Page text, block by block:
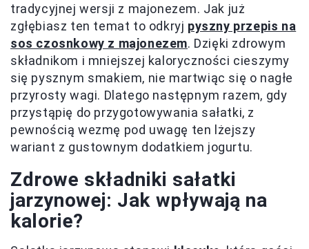
tradycyjnej wersji z majonezem. Jak już
zgłębiasz ten temat to odkryj pyszny przepis na
sos czosnkowy z majonezem. Dzięki zdrowym
składnikom i mniejszej kaloryczności cieszymy
się pysznym smakiem, nie martwiąc się o nagłe
przyrosty wagi. Dlatego następnym razem, gdy
przystąpię do przygotowywania sałatki, z
pewnością wezmę pod uwagę ten lżejszy
wariant z gustownym dodatkiem jogurtu.
Zdrowe składniki sałatki
jarzynowej: Jak wpływają na
kalorie?